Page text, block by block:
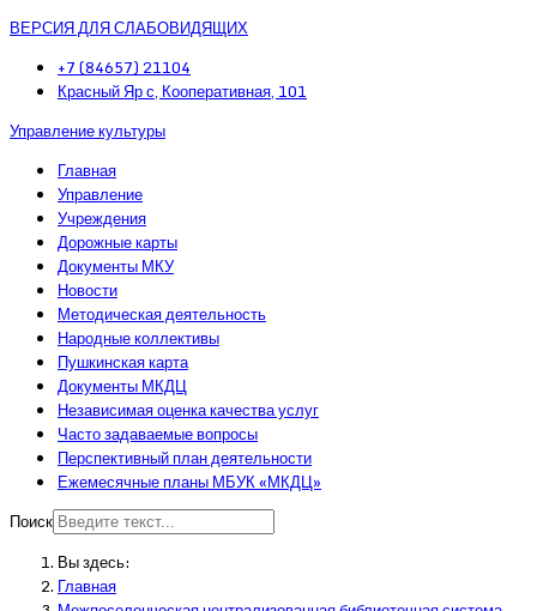
ВЕРСИЯ ДЛЯ СЛАБОВИДЯЩИХ
+7 (84657) 21104
Красный Яр с, Кооперативная, 101
Управление культуры
Главная
Управление
Учреждения
Дорожные карты
Документы МКУ
Новости
Методическая деятельность
Народные коллективы
Пушкинская карта
Документы МКДЦ
Независимая оценка качества услуг
Часто задаваемые вопросы
Перспективный план деятельности
Ежемесячные планы МБУК «МКДЦ»
Поиск
Вы здесь:
Главная